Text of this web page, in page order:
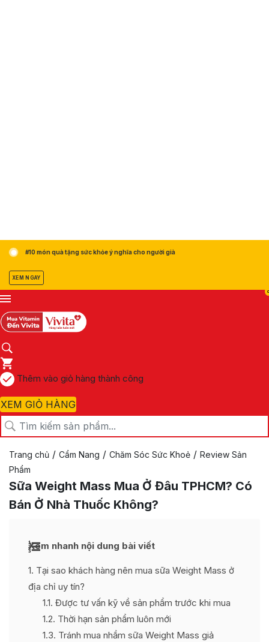
#10 món quà tặng sức khỏe ý nghĩa cho người già
XEM NGAY
0
Thêm vào giỏ hàng thành công
XEM GIỎ HÀNG
Trang chủ / Cẩm Nang / Chăm Sóc Sức Khoẻ / Review Sản
Phẩm
Sữa Weight Mass Mua Ở Đâu TPHCM? Có
Bán Ở Nhà Thuốc Không?
Xem nhanh nội dung bài viết
1 Tại sao khách hàng nên mua sữa Weight Mass ở
địa chỉ uy tín?
1.1 Được tư vấn kỹ về sản phẩm trước khi mua
1.2 Thời hạn sản phẩm luôn mới
1.3 Tránh mua nhầm sữa Weight Mass giả